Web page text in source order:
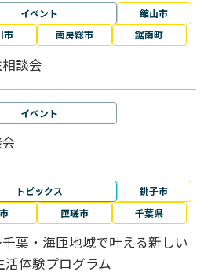
イベント
館山市
市
南房総市 鋸南町
談会
イベント
トピックス
銚子市
匝瑳市 千葉県
千葉・海匝地域で叶える新しい
体験プログラム